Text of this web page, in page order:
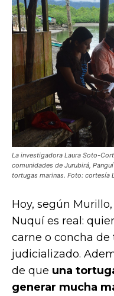
La investigadora Laura Soto-
comunidades de Jurubirá,
tortugas marinas. Foto: cortesía
Hoy, según
Nuquí es real:
carne o concha
judicializado.
de que una
generar mucha